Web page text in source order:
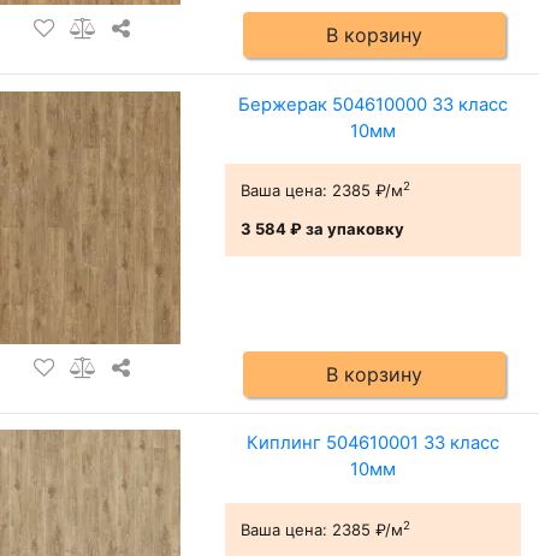
В корзину
Бержерак 504610000 33 класс
10мм
Ваша цена: 2385 ₽/м2
3 584 ₽за упаковку
В корзину
Киплинг 504610001 33 класс
10мм
Ваша цена: 2385 ₽/м2